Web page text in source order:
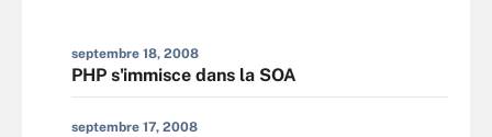
septembre 18, 2008
PHP s'immisce dans la SOA
septembre 17, 2008